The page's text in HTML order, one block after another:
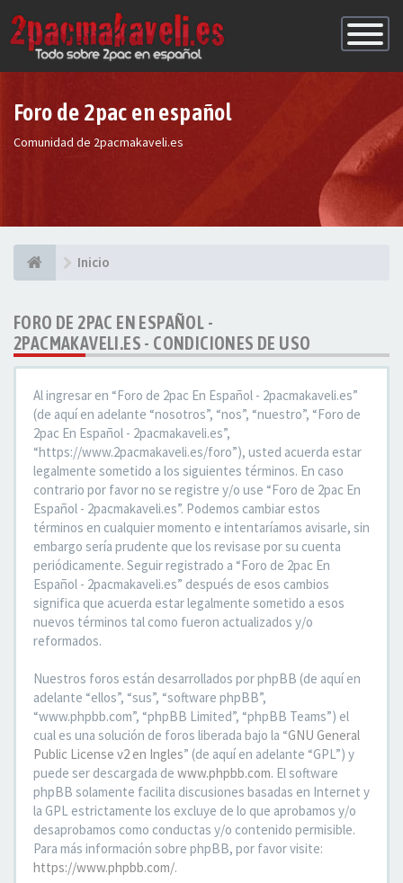
de
Foro de 2pac en español
Comunidad de 2pacmakaveli.es
Inicio
FORO DE 2PAC EN ESPAÑOL -
2PACMAKAVELI.ES - CONDICIONES DE USO
Al ingresar en “Foro de 2pac En Español - 2pacmakaveli.es”
(de aquí en adelante “nosotros”, “nos”, “nuestro”, “Foro de
2pac En Español - 2pacmakaveli.es”,
“https://www.2pacmakaveli.es/foro”), usted acuerda estar
legalmente sometido a los siguientes términos. En caso
contrario por favor no se registre y/o use “Foro de 2pac En
Español - 2pacmakaveli.es”. Podemos cambiar estos
términos en cualquier momento e intentaríamos avisarle, sin
embargo sería prudente que los revisase por su cuenta
periódicamente. Seguir registrado a “Foro de 2pac En
Español - 2pacmakaveli.es” después de esos cambios
significa que acuerda estar legalmente sometido a esos
nuevos términos tal como fueron actualizados y/o
reformados.
Nuestros foros están desarrollados por phpBB (de aquí en
adelante “ellos”, “sus”, “software phpBB”,
“www.phpbb.com”, “phpBB Limited”, “phpBB Teams”) el
cual es una solución de foros liberada bajo la “GNU General
Public License v2 en Ingles” (de aquí en adelante “GPL”) y
puede ser descargada de www.phpbb.com. El software
phpBB solamente facilita discusiones basadas en Internet y
la GPL estrictamente los excluye de lo que aprobamos y/o
desaprobamos como conductas y/o contenido permisible.
Para más información sobre phpBB, por favor visite:
https://www.phpbb.com/.